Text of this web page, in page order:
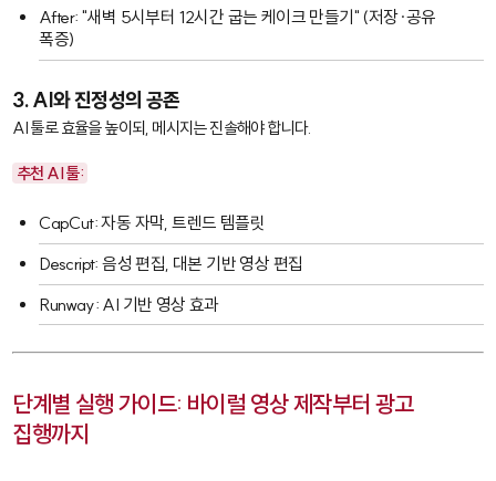
After: "새벽 5시부터 12시간 굽는 케이크 만들기" (저장·공유
폭증)
3. AI와 진정성의 공존
AI 툴로 효율을 높이되, 메시지는 진솔해야 합니다.
추천 AI 툴:
CapCut: 자동 자막, 트렌드 템플릿
Descript: 음성 편집, 대본 기반 영상 편집
Runway: AI 기반 영상 효과
단계별 실행 가이드: 바이럴 영상 제작부터 광고
집행까지